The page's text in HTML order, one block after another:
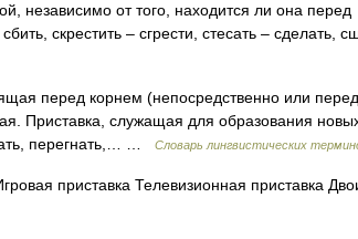
от того, находится ли она перед
скрестить – сгрести, стесать – сделать,
перед корнем (непосредственно или перед
Приставка, служащая для образования
перегнать,… …
Словарь лингвистических
приставка Телевизионная приставка